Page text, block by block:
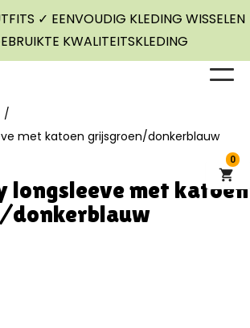
✓ EENVOUDIG KLEDING WISSELEN
KWALITEITSKLEDING
/
met katoen grijsgroen/donkerblauw
longsleeve met katoen
donkerblauw
0